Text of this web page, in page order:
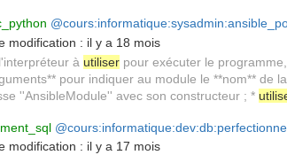
modification : il y a 18 mois
à utiliser pour exécuter le
pour indiquer au module le **nom** de
''AnsibleModule'' avec son constructeur ; *
modification : il y a 17 mois